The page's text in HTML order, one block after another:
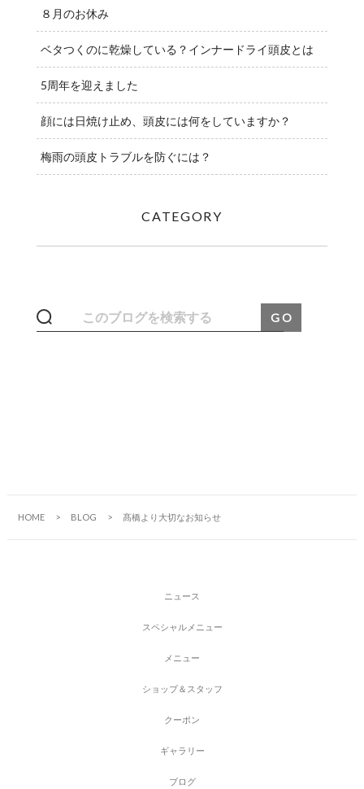
８月のお休み
ベタつくのに乾燥している？インナードライ頭皮とは
5周年を迎えました
顔には日焼け止め、頭皮には何をしていますか？
梅雨の頭皮トラブルを防ぐには？
CATEGORY
HOME BLOG 髙橋より大切なお知らせ
ニ ュ ー ス
スペシャ ルメ ニ ュ ー
メ ニ ュ ー
シ ョ ッ プ＆ ス タ ッ フ
ク ーポン
ギャ ラ リ ー
ブロ グ